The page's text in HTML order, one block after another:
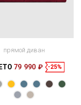
Спальное
прямой диван
79 990 ₽ -25%